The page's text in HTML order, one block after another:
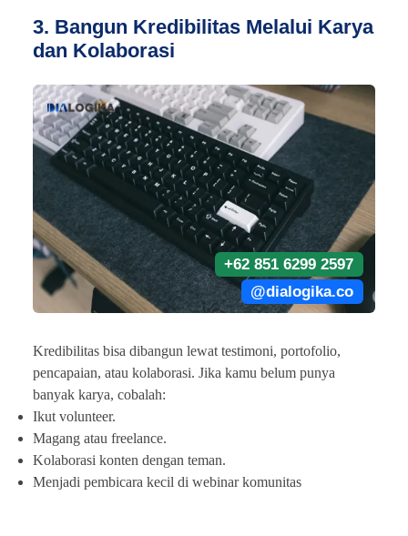
3. Bangun Kredibilitas Melalui Karya
dan Kolaborasi
+62 851 6299 2597
@dialogika.co
Kredibilitas bisa dibangun lewat testimoni, portofolio,
pencapaian, atau kolaborasi. Jika kamu belum punya
banyak karya, cobalah:
Ikut volunteer.
Magang atau freelance.
Kolaborasi konten dengan teman.
Menjadi pembicara kecil di webinar komunitas